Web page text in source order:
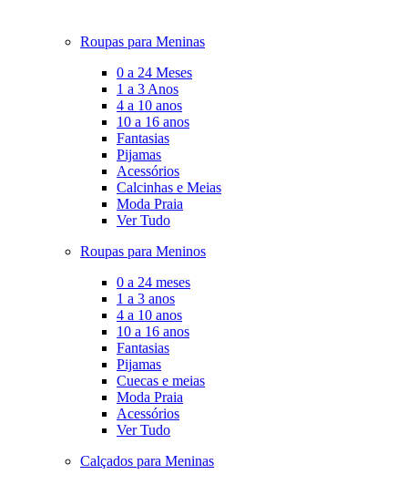
Roupas para Meninas
0 a 24 Meses
1 a 3 Anos
4 a 10 anos
10 a 16 anos
Fantasias
Pijamas
Acessórios
Calcinhas e Meias
Moda Praia
Ver Tudo
Roupas para Meninos
0 a 24 meses
1 a 3 anos
4 a 10 anos
10 a 16 anos
Fantasias
Pijamas
Cuecas e meias
Moda Praia
Acessórios
Ver Tudo
Calçados para Meninas